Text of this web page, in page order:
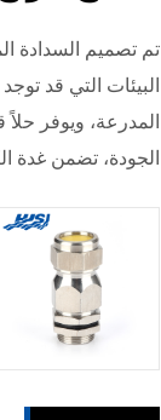
تم تصميم السدادة
البيئات التي قد
المدرعة، ويوفر حلاً
الجودة، تضمن غدة